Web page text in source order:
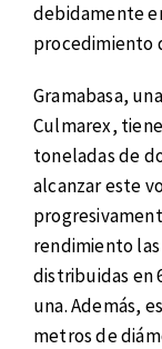
debidamente
procedimiento
Gramabasa,
Culmarex,
toneladas de
alcanzar este
rendimiento
distribuidas en
una. Además,
metros de